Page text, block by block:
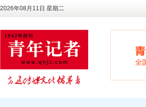
2026年08月11日 星期二